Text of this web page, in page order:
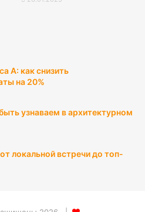
А: как снизить
на 20%
узнаваем в архитектурном
локальной встречи до топ-